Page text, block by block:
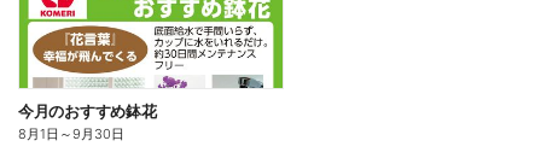
今月のおすすめ鉢花
8月1日 ～9月30日